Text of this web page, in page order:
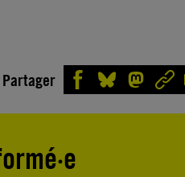
Partager